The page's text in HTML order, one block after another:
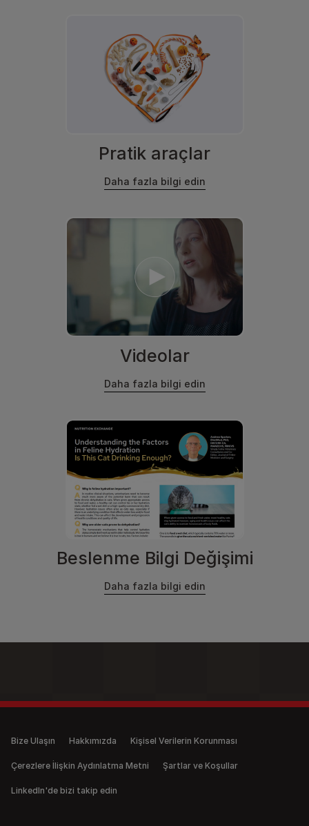
Pratik araçlar
Daha fazla bilgi edin
Videolar
Daha fazla bilgi edin
Beslenme Bilgi Değişimi
Daha fazla bilgi edin
Legal (anonymous)
Bize Ulaşın Hakkımızda Kişisel Verilerin Korunması
Çerezlere İlişkin Aydınlatma Metni Şartlar ve Koşullar
LinkedIn'de bizi takip edin